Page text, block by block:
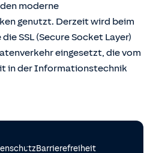
moderne
genutzt. Derzeit wird beim
SSL (Secure Socket Layer)
eingesetzt, die vom
in der Informationstechnik
Barrierefreiheit